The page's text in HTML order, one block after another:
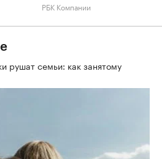
РБК Компании
рушат семьи: как занятому